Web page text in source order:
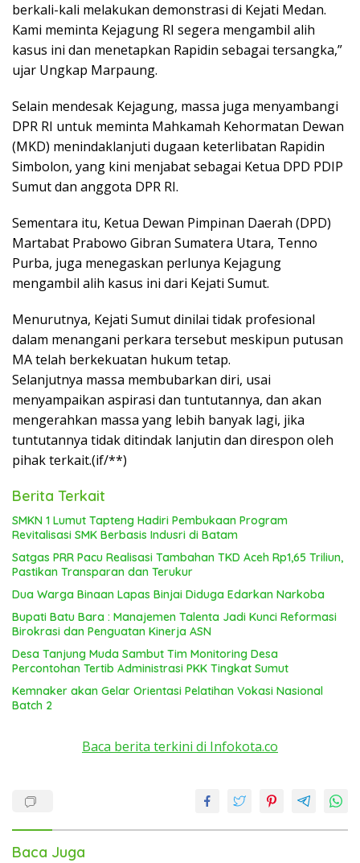
berkali-kali melakukan demonstrasi di Kejati Medan.
Kami meminta Kejagung RI segera mengambil alih
kasus ini dan menetapkan Rapidin sebagai tersangka,”
ujar Ungkap Marpaung.
Selain mendesak Kejagung, massa juga menyambangi
DPR RI untuk meminta Mahkamah Kehormatan Dewan
(MKD) menindaklanjuti dugaan keterlibatan Rapidin
Simbolon, yang kini menjabat sebagai Ketua DPD PDIP
Sumut dan anggota DPR RI.
Sementara itu, Ketua Dewan Pimpinan Daerah (DPD)
Martabat Prabowo Gibran Sumatera Utara, Tenno
Purba, juga menegaskan perlunya Kejagung
mengambil alih kasus ini dari Kejati Sumut.
Menurutnya, Kejati Sumut dinilai tidak profesional
dalam menangani perkara tersebut meskipun putusan
MA telah berkekuatan hukum tetap.
Selanjutnya massa membubarkan diri, usai
menyampaikan aspirasi dan tuntutannya, dan akan
mengerahkan massa yang lebih banyak lagi, jika
tuntutannya tidak ditindak lanjutin dan direspon oleh
pihak terkait.(if/**)
Berita Terkait
SMKN 1 Lumut Tapteng Hadiri Pembukaan Program
Revitalisasi SMK Berbasis Indusri di Batam
Satgas PRR Pacu Realisasi Tambahan TKD Aceh Rp1,65 Triliun,
Pastikan Transparan dan Terukur
Dua Warga Binaan Lapas Binjai Diduga Edarkan Narkoba
Bupati Batu Bara : Manajemen Talenta Jadi Kunci Reformasi
Birokrasi dan Penguatan Kinerja ASN
Desa Tanjung Muda Sambut Tim Monitoring Desa
Percontohan Tertib Administrasi PKK Tingkat Sumut
Kemnaker akan Gelar Orientasi Pelatihan Vokasi Nasional
Batch 2
Baca berita terkini di Infokota.co
Baca Juga